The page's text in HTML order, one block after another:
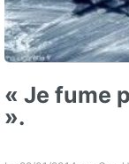
« Je fume
».